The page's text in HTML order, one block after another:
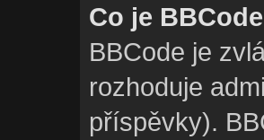
Co je
BBCode je
rozhoduje
příspěvky).